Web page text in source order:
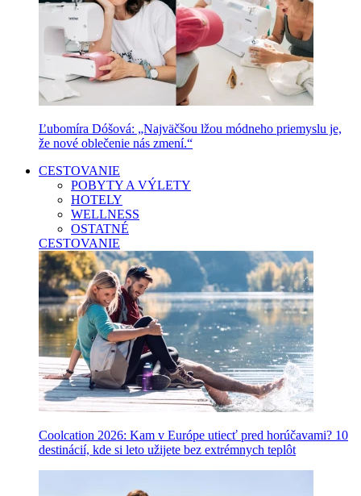
Ľubomíra Dóšová: „Najväčšou lžou módneho priemyslu je,
že nové oblečenie nás zmení.“
CESTOVANIE
POBYTY A VÝLETY
HOTELY
WELLNESS
OSTATNÉ
CESTOVANIE
Coolcation 2026: Kam v Európe utiecť pred horúčavami? 10
destinácií, kde si leto užijete bez extrémnych teplôt